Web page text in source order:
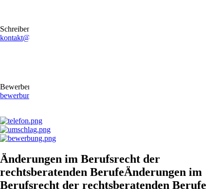
Schreiben Sie uns gerne eine E-Mail
kontakt@stb-becker-zeiler.de
Bewerben Sie sich online oder per E-Mail
bewerbung@stb-becker-zeiler.de
Änderungen im Berufsrecht der
rechtsberatenden BerufeÄnderungen im
Berufsrecht der rechtsberatenden Berufe